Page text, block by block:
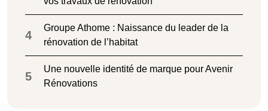
4
Groupe Athome : Naissance du leader de la
rénovation de l’habitat
5
Une nouvelle identité de marque pour Avenir
Rénovations